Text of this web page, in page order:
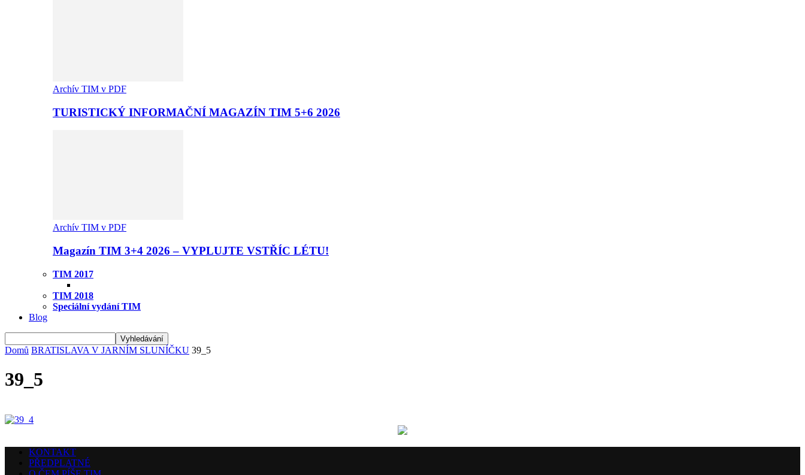
Archív TIM v PDF
TURISTICKÝ INFORMAČNÍ MAGAZÍN TIM 5+6 2026
Archív TIM v PDF
Magazín TIM 3+4 2026 – VYPLUJTE VSTŘÍC LÉTU!
TIM 2017
TIM 2018
Speciální vydání TIM
Blog
Domů BRATISLAVA V JARNÍM SLUNÍČKU 39_5
39_5
KONTAKT
PŘEDPLATNÉ